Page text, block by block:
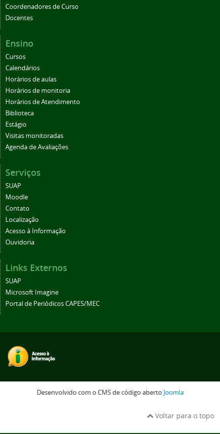
Coordenadores de Curso
Docentes
Ensino
Cursos
Calendários
Horários de aulas
Horários de monitoria
Horários de Atendimento
Biblioteca
Estágio
Visitas monitoradas
Agenda de Avaliações
Serviços
SUAP
Moodle
Contato
Localização
Acesso à Informação
Ouvidoria
Links Externos
SUAP
Microsoft Imagine
Portal de Periódicos CAPES/MEC
Desenvolvido com o CMS de código aberto Joomla
Voltar para o topo